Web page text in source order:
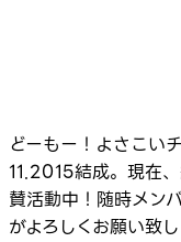
どーもー！よさこい
11.2015結成。現在
賛活動中！随時メン
がよろしくお願い致し